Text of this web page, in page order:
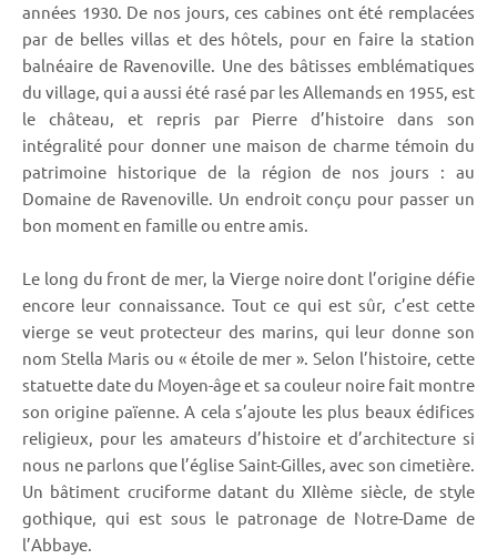
années 1930. De nos jours, ces cabines ont été remplacées
par de belles villas et des hôtels, pour en faire la station
balnéaire de Ravenoville. Une des bâtisses emblématiques
du village, qui a aussi été rasé par les Allemands en 1955, est
le château, et repris par Pierre d’histoire dans son
intégralité pour donner une maison de charme témoin du
patrimoine historique de la région de nos jours : au
Domaine de Ravenoville. Un endroit conçu pour passer un
bon moment en famille ou entre amis.
Le long du front de mer, la Vierge noire dont l’origine défie
encore leur connaissance. Tout ce qui est sûr, c’est cette
vierge se veut protecteur des marins, qui leur donne son
nom Stella Maris ou « étoile de mer ». Selon l’histoire, cette
statuette date du Moyen-âge et sa couleur noire fait montre
son origine païenne. A cela s’ajoute les plus beaux édifices
religieux, pour les amateurs d’histoire et d’architecture si
nous ne parlons que l’église Saint-Gilles, avec son cimetière.
Un bâtiment cruciforme datant du XIIème siècle, de style
gothique, qui est sous le patronage de Notre-Dame de
l’Abbaye.